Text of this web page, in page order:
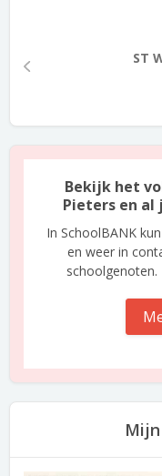
ST
Bekijk het
Pieters en al
In SchoolBANK
en weer in
schoolgenoten.